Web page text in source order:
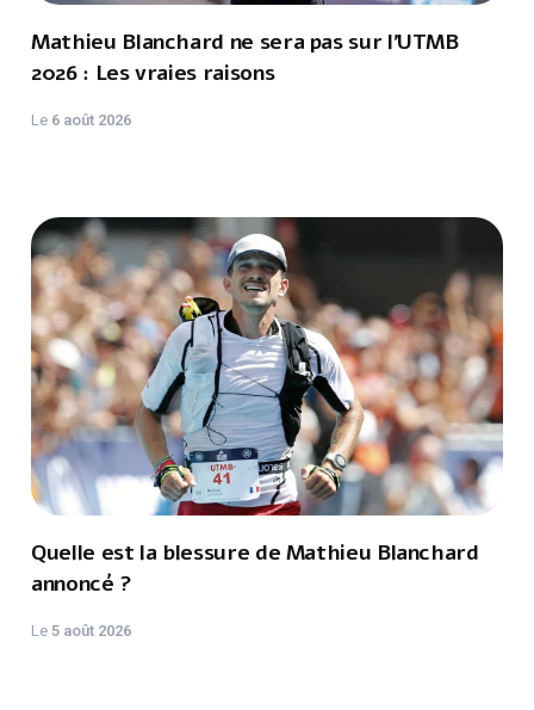
Mathieu Blanchard ne sera pas sur l'UTMB
2026 : Les vraies raisons
Le 6 août 2026
Quelle est la blessure de Mathieu Blanchard
annoncé ?
Le5 août 2026